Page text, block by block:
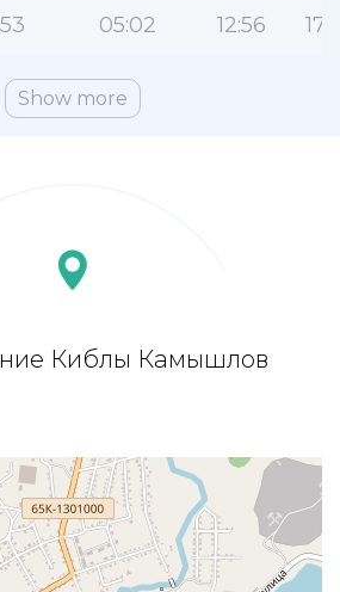
05:02 12:56
Show more
Киблы Камышлов